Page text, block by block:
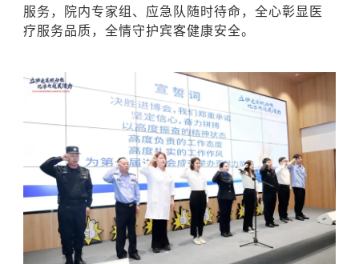
服务，院内专家组、应急队随时待命，全心彰显医
疗服务品质，全情守护宾客健康安全。